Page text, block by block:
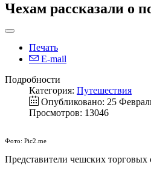
Чехам рассказали о
Печать
E-mail
Подробности
Категория: Путешествия
Опубликовано: 25
Просмотров: 13046
Фото: Pic2.me
Представители чешских торговых